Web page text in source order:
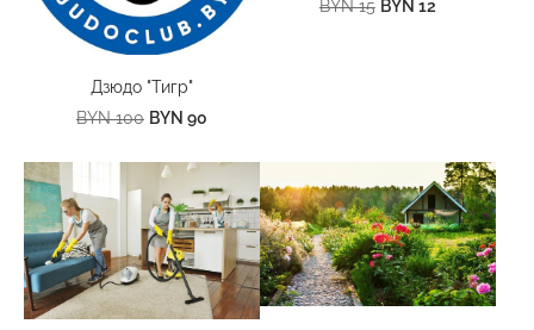
Дзюдо "Тигр"
BYN 100 BYN 90
BYN 15 BYN 12